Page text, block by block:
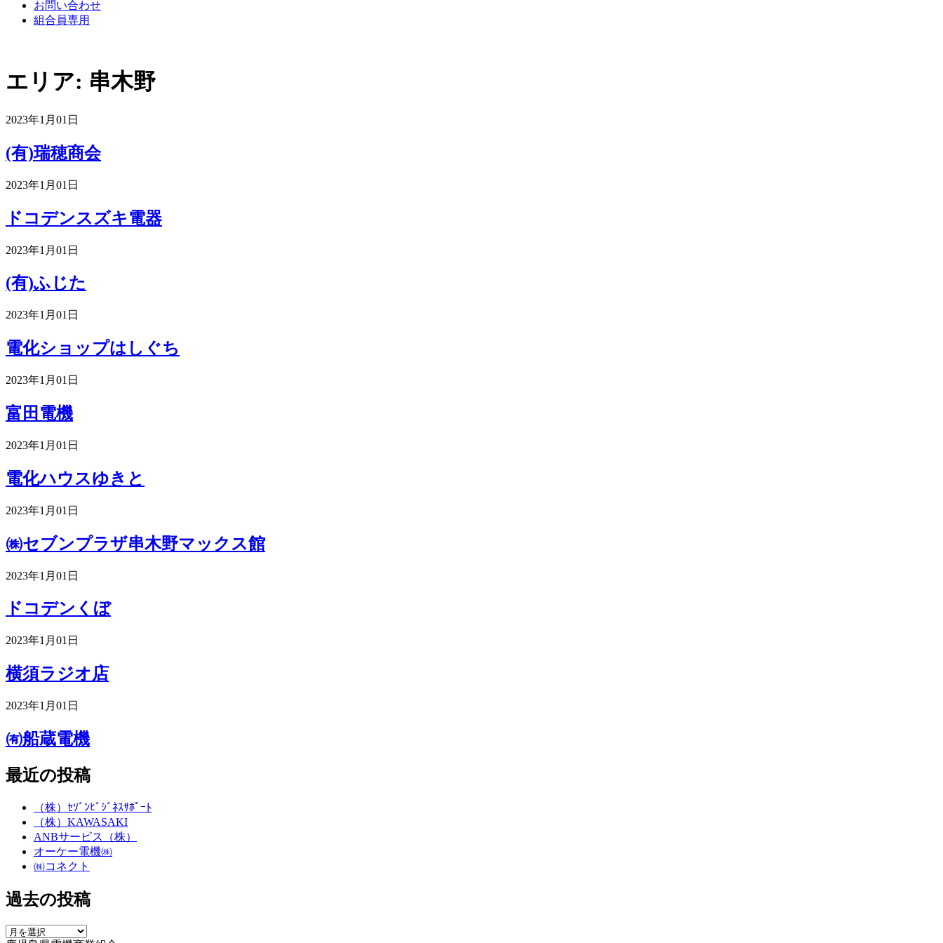
お問い合わせ
組合員専用
エリア: 串木野
2023年1月01日
(有)瑞穂商会
2023年1月01日
ドコデンスズキ電器
2023年1月01日
(有)ふじた
2023年1月01日
電化ショップはしぐち
2023年1月01日
富田電機
2023年1月01日
電化ハウスゆきと
2023年1月01日
㈱セブンプラザ串木野マックス館
2023年1月01日
ドコデンくぼ
2023年1月01日
横須ラジオ店
2023年1月01日
㈲船蔵電機
最近の投稿
（株）ｾｿﾞﾝﾋﾞｼﾞﾈｽｻﾎﾟｰﾄ
（株）KAWASAKI
ANBサービス（株）
オーケー電機㈱
㈱コネクト
過去の投稿